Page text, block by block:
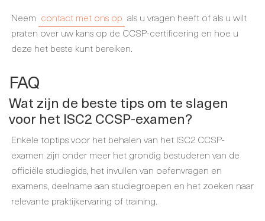
Neem contact met ons op als u vragen heeft of als u wilt
praten over uw kans op de CCSP-certificering en hoe u
deze het beste kunt bereiken.
FAQ
Wat zijn de beste tips om te slagen
voor het ISC2 CCSP-examen?
Enkele toptips voor het behalen van het ISC2 CCSP-
examen zijn onder meer het grondig bestuderen van de
officiële studiegids, het invullen van oefenvragen en
examens, deelname aan studiegroepen en het zoeken naar
relevante praktijkervaring of training.